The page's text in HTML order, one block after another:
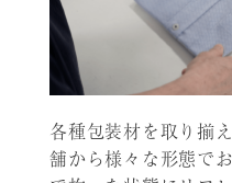
各種包装材を取り揃
舗から様々な形態で